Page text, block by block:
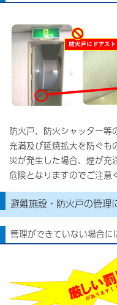
防火戸、防火シャッター等
充満及び延焼拡大を防ぐも
災が発生した場合、煙が充
危険となりますのでご注意
避難施設・防火戸の管理
管理ができていない場合に